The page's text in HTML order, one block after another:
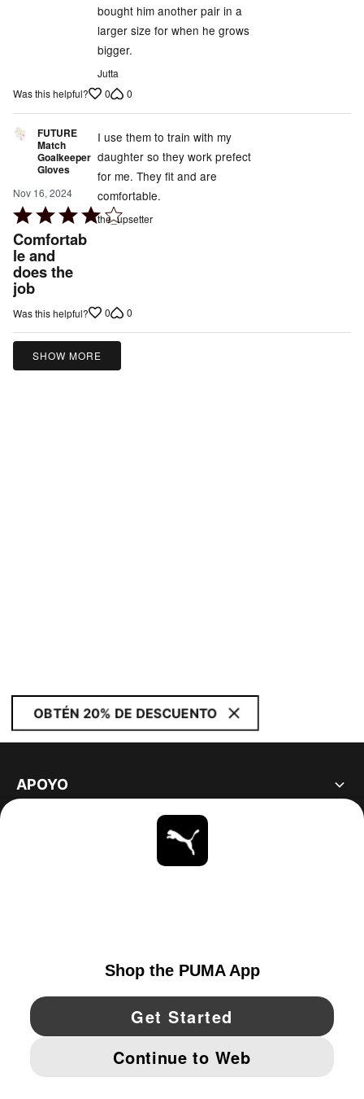
bought him another pair in a
larger size for when he grows
bigger.
Jutta
Was this helpful?
0 0
FUTURE
Match
Goalkeeper
Gloves
Nov 16, 2024
Rated
4
out
of
5
Comfortab
le and
does the
job
I use them to train with my
daughter so they work prefect
for me. They fit and are
comfortable.
the_upsetter
Was this helpful? 0 0
SHOW MORE
OBTÉN 20% DE DESCUENTO
APOYO
YouTube Twitter Pinterest
IMPRINT AND LEGAL DATA